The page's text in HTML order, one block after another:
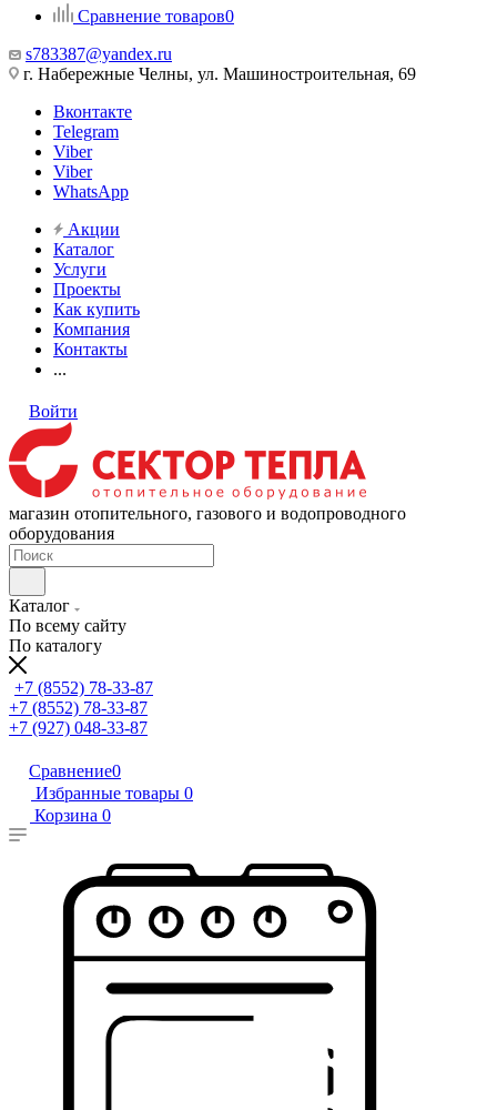
Сравнение товаров0
s783387@yandex.ru
г. Набережные Челны, ул. Машиностроительная, 69
Вконтакте
Telegram
Viber
Viber
WhatsApp
Акции
Каталог
Услуги
Проекты
Как купить
Компания
Контакты
...
Войти
магазин отопительного, газового и водопроводного
оборудования
Каталог
По всему сайту
По каталогу
+7 (8552) 78-33-87
+7 (8552) 78-33-87
+7 (927) 048-33-87
Сравнение0
Избранные товары 0
Корзина 0